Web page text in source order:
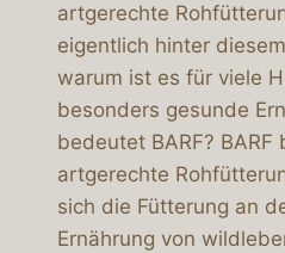
artgerechte
eigentlich hinter
warum ist es für viele
besonders gesunde
bedeutet BARF?
artgerechte
sich die Fütterung an
Ernährung von